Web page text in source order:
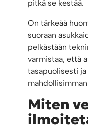
pitkä se kestää.
On tärkeää
suoraan
pelkästään
varmistaa, että
tasapuolisesti
Miten